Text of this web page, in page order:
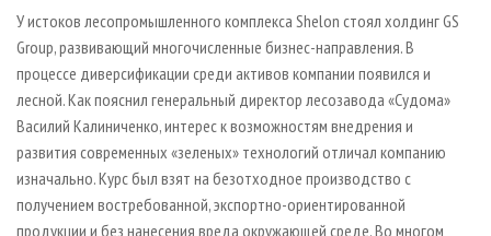
У истоков лесопромышленного комплекса Shelon стоял холдинг GS
Group, развивающий многочисленные бизнес-направления. В
процессе диверсификации среди активов компании появился и
лесной. Как пояснил генеральный директор лесозавода «Судома»
Василий Калиниченко, интерес к возможностям внедрения и
развития современных «зеленых» технологий отличал компанию
изначально. Курс был взят на безотходное производство с
получением востребованной, экспортно-ориентированной
продукции и без нанесения вреда окружающей среде. Во многом